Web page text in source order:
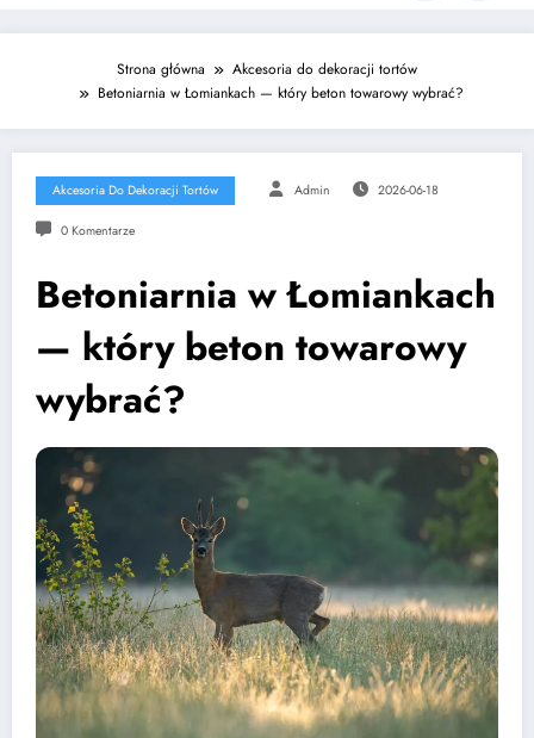
Strona główna
Akcesoria do dekoracji tortów
Betoniarnia w Łomiankach — który beton towarowy wybrać?
Akcesoria Do Dekoracji Tortów Admin 2026-06-18
0 Komentarze
Betoniarnia w Łomiankach
— który beton towarowy
wybrać?